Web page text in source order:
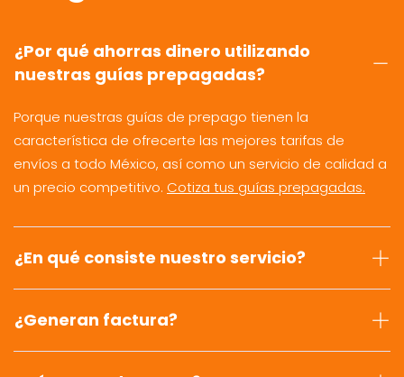
¿Por qué ahorras dinero utilizando
nuestras guías prepagadas?
Porque nuestras guías de prepago tienen la
característica de ofrecerte las mejores tarifas de
envíos a todo México, así como un servicio de calidad a
un precio competitivo. Cotiza tus guías prepagadas.
¿En qué consiste nuestro servicio?
¿Generan factura?